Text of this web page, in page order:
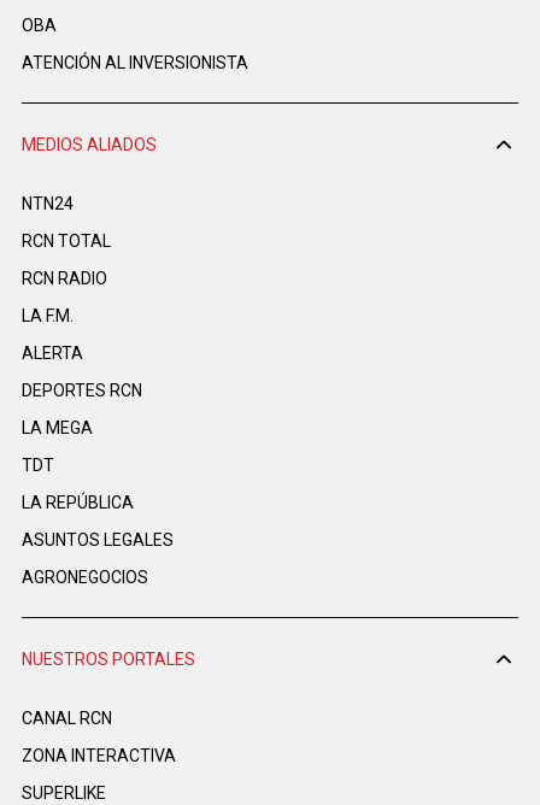
OBA
ATENCIÓN AL INVERSIONISTA
MEDIOS ALIADOS
NTN24
RCN TOTAL
RCN RADIO
LA F.M.
ALERTA
DEPORTES RCN
LA MEGA
TDT
LA REPÚBLICA
ASUNTOS LEGALES
AGRONEGOCIOS
NUESTROS PORTALES
CANAL RCN
ZONA INTERACTIVA
SUPERLIKE